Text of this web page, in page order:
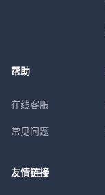
帮助
在线客服
常见问题
友情链接